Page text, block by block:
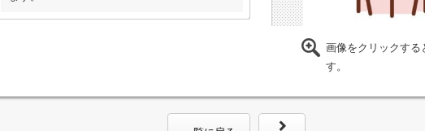
画像をクリックする
す。